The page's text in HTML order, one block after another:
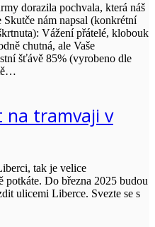
dorazila pochvala, která náš
nám napsal (konkrétní
Vážení přátelé, klobouk
chutná, ale Vaše
šťávě 85% (vyrobeno dle
na tramvaji v
tak je velice
potkáte. Do března 2025 budou
ulicemi Liberce. Svezte se s